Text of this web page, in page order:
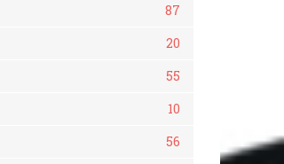
87
20
55
10
56